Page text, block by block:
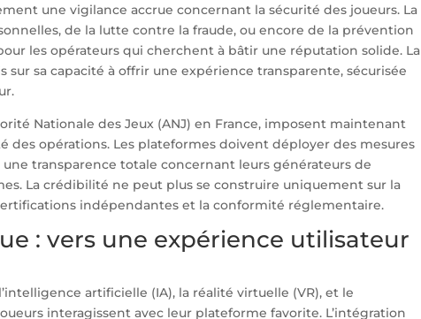
une vigilance accrue concernant la sécurité des joueurs. La
de la lutte contre la fraude, ou encore de la prévention
les opérateurs qui cherchent à bâtir une réputation solide. La
sur sa capacité à offrir une expérience transparente, sécurisée
Nationale des Jeux (ANJ) en France, imposent maintenant
des opérations. Les plateformes doivent déployer des mesures
transparence totale concernant leurs générateurs de
La crédibilité ne peut plus se construire uniquement sur la
indépendantes et la conformité réglementaire.
: vers une expérience utilisateur
artificielle (IA), la réalité virtuelle (VR), et le
interagissent avec leur plateforme favorite. L’intégration